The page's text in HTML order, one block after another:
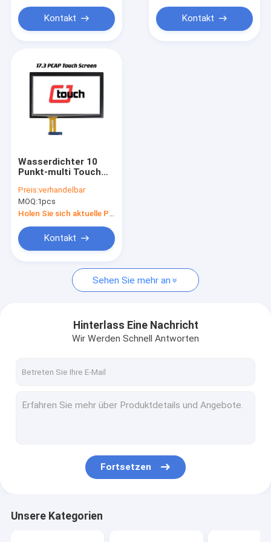
Ausbildung wechselwirkendes Whiteboard
Kontakt Kontakt
Wasserdichter 10
Punkt-multi Touch
kapazitives multi
Antifingerspitzentablett
Preis:verhandelbar
MOQ:1pcs
Kontakt
Sehen Sie mehr an
Hinterlass Eine Nachricht
Wir Werden Schnell Antworten
Fortsetzen
Unsere Kategorien